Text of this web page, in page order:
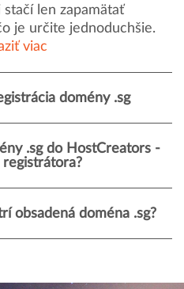
len zapamätať
je určite jednoduchšie.
viac
domény .sg
.sg do HostCreators -
registrátora?
obsadená doména .sg?